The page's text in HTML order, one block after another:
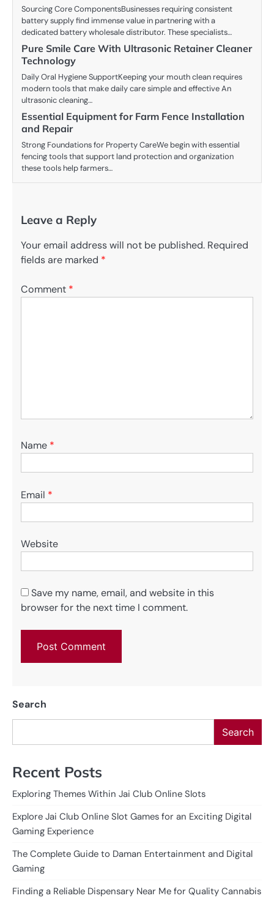
Sourcing Core ComponentsBusinesses requiring consistent
battery supply find immense value in partnering with a
dedicated battery wholesale distributor. These specialists…
Pure Smile Care With Ultrasonic Retainer Cleaner
Technology
Daily Oral Hygiene SupportKeeping your mouth clean requires
modern tools that make daily care simple and effective An
ultrasonic cleaning…
Essential Equipment for Farm Fence Installation
and Repair
Strong Foundations for Property CareWe begin with essential
fencing tools that support land protection and organization
these tools help farmers…
Leave a Reply
Your email address will not be published. Required
fields are marked *
Comment *
Name *
Email *
Website
Save my name, email, and website in this
browser for the next time I comment.
Search
Search
Recent Posts
Exploring Themes Within Jai Club Online Slots
Explore Jai Club Online Slot Games for an Exciting Digital
Gaming Experience
The Complete Guide to Daman Entertainment and Digital
Gaming
Finding a Reliable Dispensary Near Me for Quality Cannabis